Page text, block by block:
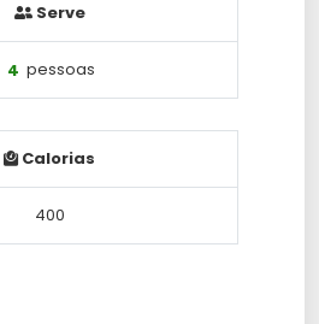
Serve
4 pessoas
Calorias
400